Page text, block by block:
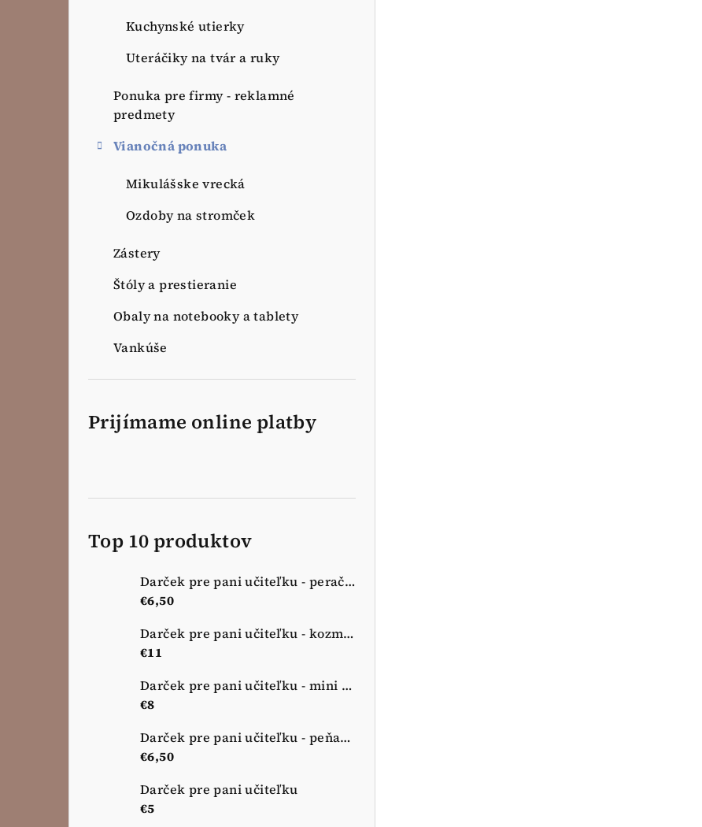
Kuchynské utierky
Uteráčiky na tvár a ruky
Ponuka pre firmy - reklamné
predmety
Vianočná ponuka
Mikulášske vrecká
Ozdoby na stromček
Zástery
Štóly a prestieranie
Obaly na notebooky a tablety
Vankúše
Prijímame online platby
Top 10 produktov
Darček pre pani učiteľku - peračník - ružová lúka
€6,50
Darček pre pani učiteľku - kozmetická taštička - nová lúka
€11
Darček pre pani učiteľku - mini kozmetická taštička - nová lúka
€8
Darček pre pani učiteľku - peňaženka - nová lúka
€6,50
Darček pre pani učiteľku
€5